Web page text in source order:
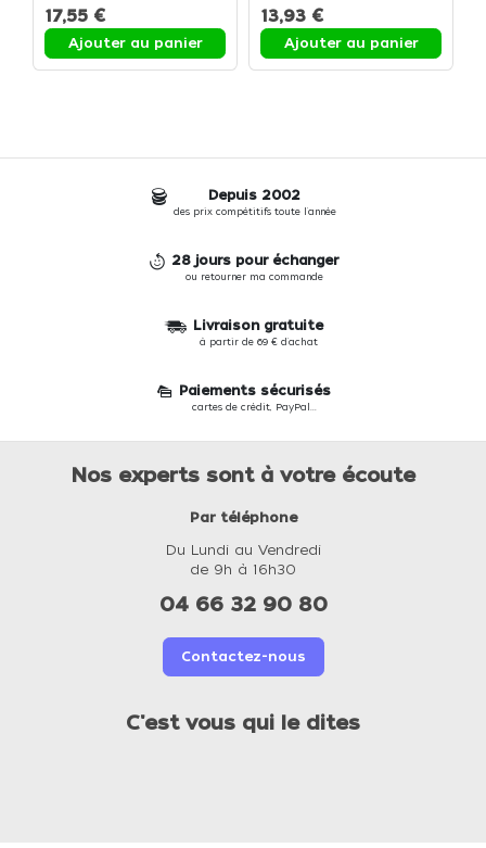
préparation de recettes
aux saveurs
méditerranéennes -
Boîte PET de 50
17,55 €
Ajouter au panier
13,93 €
Ajouter au panier
Depuis 2002
des prix compétitifs toute l'année
28 jours pour échanger
ou retourner ma commande
Livraison gratuite
à partir de 69 € d'achat
Paiements sécurisés
cartes de crédit, PayPal...
Nos experts sont à votre écoute
Par téléphone
Du Lundi au Vendredi
de 9h à 16h30
04 66 32 90 80
Contactez-nous
C'est vous qui le dites